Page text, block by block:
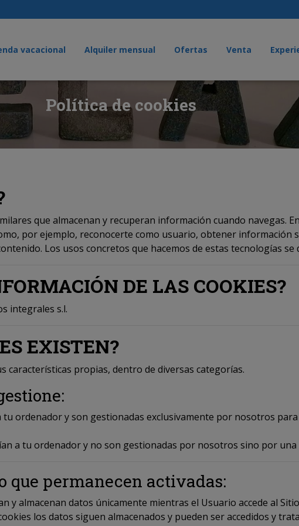
vacacional Alquiler mensual Ofertas Venta
Política de cookies
que almacenan y recuperan información cuando navegas.
por ejemplo, reconocerte como usuario, obtener información
Los usos concretos que hacemos de estas tecnologías se
DE LAS COOKIES?
integrales s.l.
EXISTEN?
características propias, dentro de diversas categorías.
tu ordenador y son gestionadas exclusivamente por nosotros
a tu ordenador y no son gestionadas por nosotros sino por
que permanecen activadas:
y almacenan datos únicamente mientras el Usuario accede al
los datos siguen almacenados y pueden ser accedidos y